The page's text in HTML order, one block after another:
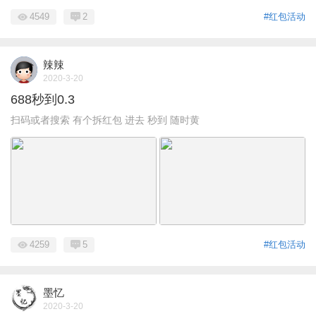
#红包活动
4549 2
辣辣
2020-3-20
688秒到0.3
扫码或者搜索 有个拆红包 进去 秒到 随时黄
#红包活动
4259 5
墨忆
2020-3-20